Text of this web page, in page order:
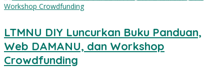
LTMNU DIY Luncurkan Buku Panduan,
Web DAMANU, dan Workshop
Crowdfunding